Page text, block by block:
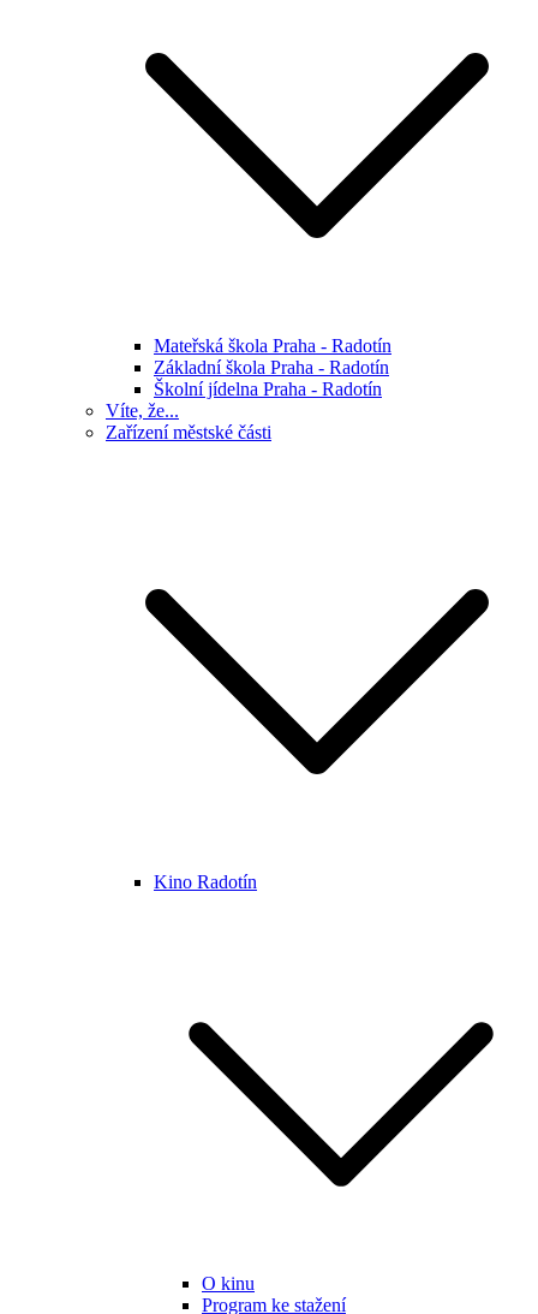
Mateřská škola Praha - Radotín
Základní škola Praha - Radotín
Školní jídelna Praha - Radotín
Víte, že...
Zařízení městské části
Kino Radotín
O kinu
Program ke stažení